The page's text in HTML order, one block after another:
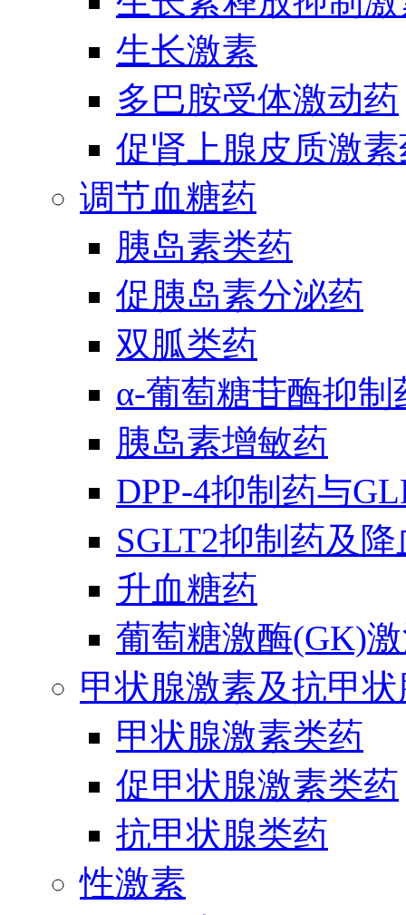
生长激素
多巴胺受体激动药
促肾上腺皮质激
调节血糖药
胰岛素类药
促胰岛素分泌药
双胍类药
α-葡萄糖苷酶抑制
胰岛素增敏药
DPP-4抑制药与
SGLT2抑制药及
升血糖药
葡萄糖激酶(GK)
甲状腺激素及抗甲
甲状腺激素类药
促甲状腺激素类药
抗甲状腺类药
性激素